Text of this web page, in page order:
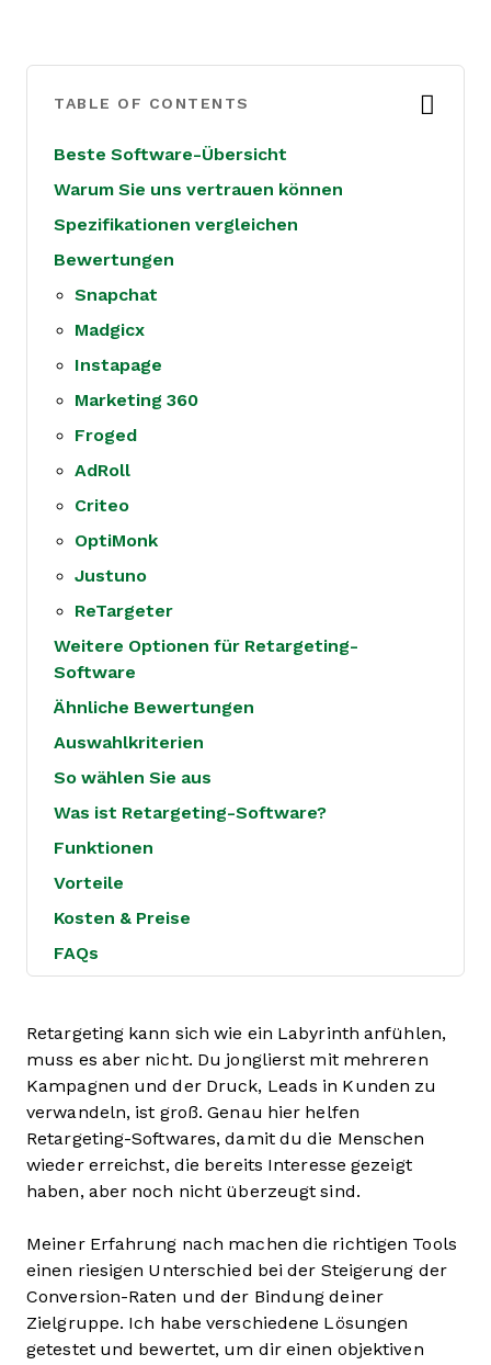
TABLE OF CONTENTS
Beste Software-Übersicht
Warum Sie uns vertrauen können
Spezifikationen vergleichen
Bewertungen
Snapchat
Madgicx
Instapage
Marketing 360
Froged
AdRoll
Criteo
OptiMonk
Justuno
ReTargeter
Weitere Optionen für Retargeting-
Software
Ähnliche Bewertungen
Auswahlkriterien
So wählen Sie aus
Was ist Retargeting-Software?
Funktionen
Vorteile
Kosten & Preise
FAQs
Retargeting kann sich wie ein Labyrinth anfühlen,
muss es aber nicht. Du jonglierst mit mehreren
Kampagnen und der Druck, Leads in Kunden zu
verwandeln, ist groß. Genau hier helfen
Retargeting-Softwares, damit du die Menschen
wieder erreichst, die bereits Interesse gezeigt
haben, aber noch nicht überzeugt sind.
Meiner Erfahrung nach machen die richtigen Tools
einen riesigen Unterschied bei der Steigerung der
Conversion-Raten und der Bindung deiner
Zielgruppe. Ich habe verschiedene Lösungen
getestet und bewertet, um dir einen objektiven